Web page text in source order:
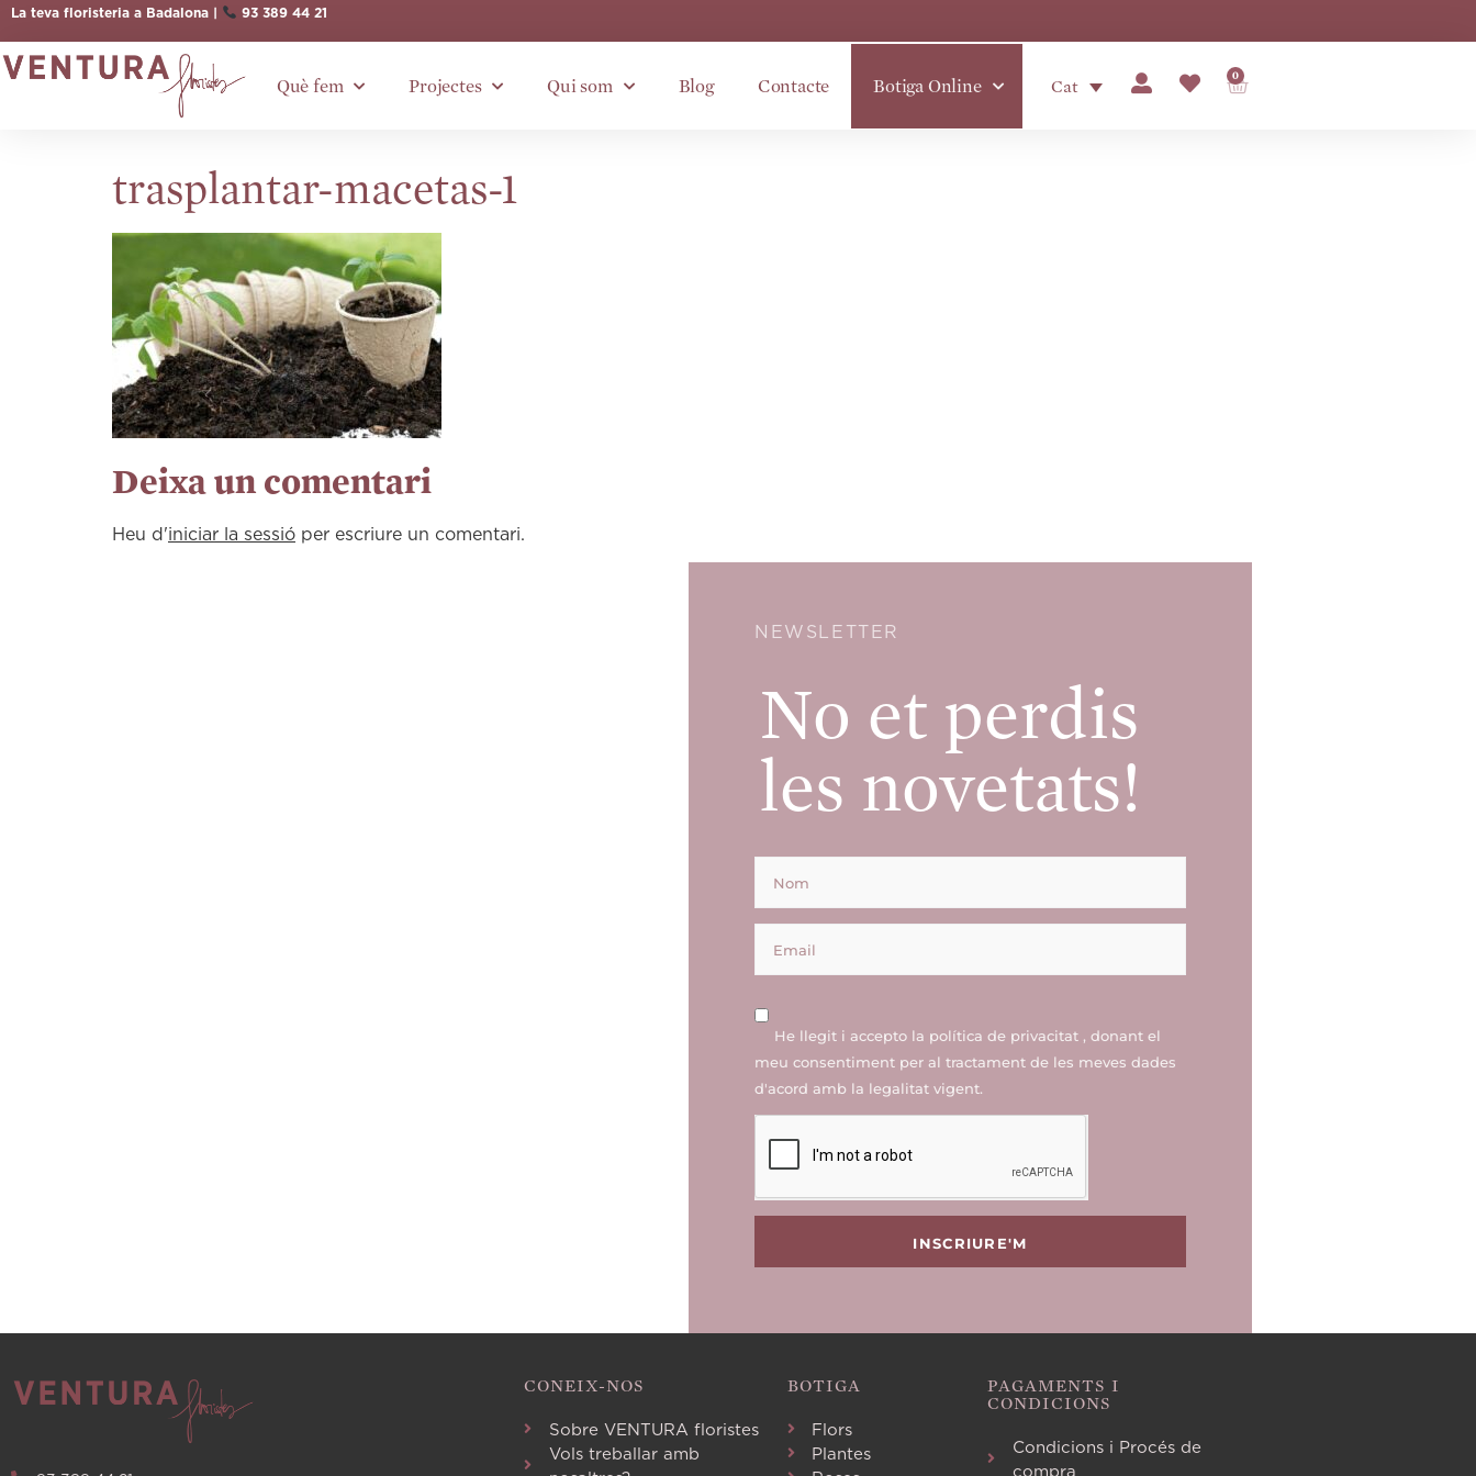
La teva floristeria a Badalona | 93 389 44 21
Què fem Projectes Qui som Blog Contacte Botiga Online Cat
0
trasplantar-macetas-1
Deixa un comentari
Heu d'iniciar la sessió per escriure un comentari.
NEWSLETTER
No et perdis
les novetats!
He llegit i accepto la política de privacitat , donant el
meu consentiment per al tractament de les meves dades
d'acord amb la legalitat vigent.
INSCRIURE'M
CONEIX-NOS
Sobre VENTURA floristes
Vols treballar amb
BOTIGA
Flors
Plantes
PAGAMENTS I
CONDICIONS
Condicions i Procés de
compra